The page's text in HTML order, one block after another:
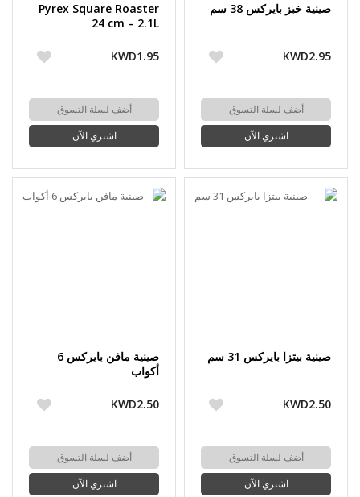
صينية خبز بايركس 38 سم
KWD2.95
أضف لسلة التسوق
اشتري الآن
Pyrex Square Roaster
24 cm – 2.1L
KWD1.95
أضف لسلة التسوق
اشتري الآن
صينية بيتزا بايركس 31 سم
KWD2.50
أضف لسلة التسوق
اشتري الآن
صينية مافن بايركس 6
أكواب
KWD2.50
أضف لسلة التسوق
اشتري الآن